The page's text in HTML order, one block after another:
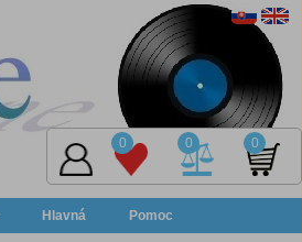
0 0 0
Hlavná Pomoc